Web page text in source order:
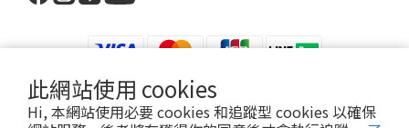
此網站使用 cookies
Hi, 本網站使用必要 cookies 和追蹤型 cookies 以確保